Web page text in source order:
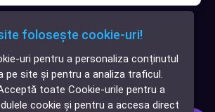
✕
Cauți o aplicație
software?
folosește cookie-uri!
uri pentru a personaliza conținutul
pe site și pentru a analiza traficul.
toate Cookie-urile pentru a
cookie și pentru a accesa direct